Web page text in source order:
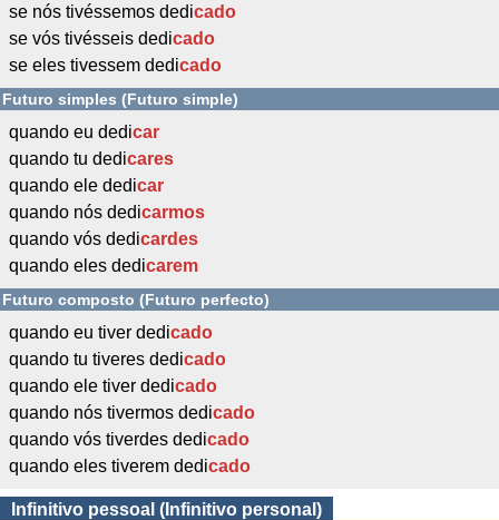
se nós tivéssemos dedicado
se vós tivésseis dedicado
se eles tivessem dedicado
Futuro simples (Futuro simple)
quando eu dedicar
quando tu dedicares
quando ele dedicar
quando nós dedicarmos
quando vós dedicardes
quando eles dedicarem
Futuro composto (Futuro perfecto)
quando eu tiver dedicado
quando tu tiveres dedicado
quando ele tiver dedicado
quando nós tivermos dedicado
quando vós tiverdes dedicado
quando eles tiverem dedicado
Infinitivo pessoal (Infinitivo personal)